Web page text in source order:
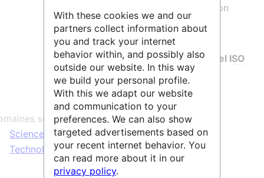
place du protocole jusqu'à la production
d'articles scientifiques.
La plateforme est engagée dans une
démarche s'appuyant sur le référentiel ISO
9001.
scientifiques :
Sciences Humaines & Sociales,Sciences &
Technologies, Vie & Santé
With these cookies we and our
partners collect information about
you and track your internet
behavior within, and possibly also
outside our website. In this way
we build your personal profile.
With this we adapt our website
and communication to your
preferences. We can also show
targeted advertisements based on
your recent internet behavior. You
can read more about it in our
privacy policy.